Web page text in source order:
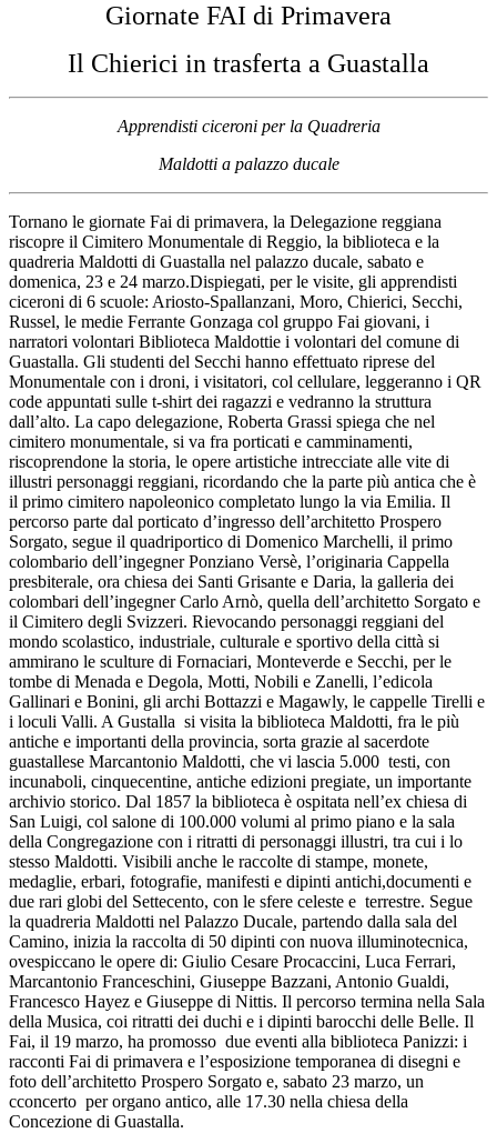
Giornate FAI di Primavera
Il Chierici in trasferta a Guastalla
Apprendisti ciceroni per la Quadreria
Maldotti a palazzo ducale
Tornano le giornate Fai di primavera, la Delegazione reggiana
riscopre il Cimitero Monumentale di Reggio, la biblioteca e la
quadreria Maldotti di Guastalla nel palazzo ducale, sabato e
domenica, 23 e 24 marzo.Dispiegati, per le visite, gli apprendisti
ciceroni di 6 scuole: Ariosto-Spallanzani, Moro, Chierici, Secchi,
Russel, le medie Ferrante Gonzaga col gruppo Fai giovani, i
narratori volontari Biblioteca Maldottie i volontari del comune di
Guastalla. Gli studenti del Secchi hanno effettuato riprese del
Monumentale con i droni, i visitatori, col cellulare, leggeranno i QR
code appuntati sulle t-shirt dei ragazzi e vedranno la struttura
dall’alto. La capo delegazione, Roberta Grassi spiega che nel
cimitero monumentale, si va fra porticati e camminamenti,
riscoprendone la storia, le opere artistiche intrecciate alle vite di
illustri personaggi reggiani, ricordando che la parte più antica che è
il primo cimitero napoleonico completato lungo la via Emilia. Il
percorso parte dal porticato d’ingresso dell’architetto Prospero
Sorgato, segue il quadriportico di Domenico Marchelli, il primo
colombario dell’ingegner Ponziano Versè, l’originaria Cappella
presbiterale, ora chiesa dei Santi Grisante e Daria, la galleria dei
colombari dell’ingegner Carlo Arnò, quella dell’architetto Sorgato e
il Cimitero degli Svizzeri. Rievocando personaggi reggiani del
mondo scolastico, industriale, culturale e sportivo della città si
ammirano le sculture di Fornaciari, Monteverde e Secchi, per le
tombe di Menada e Degola, Motti, Nobili e Zanelli, l’edicola
Gallinari e Bonini, gli archi Bottazzi e Magawly, le cappelle Tirelli e
i loculi Valli. A Gustalla si visita la biblioteca Maldotti, fra le più
antiche e importanti della provincia, sorta grazie al sacerdote
guastallese Marcantonio Maldotti, che vi lascia 5.000 testi, con
incunaboli, cinquecentine, antiche edizioni pregiate, un importante
archivio storico. Dal 1857 la biblioteca è ospitata nell’ex chiesa di
San Luigi, col salone di 100.000 volumi al primo piano e la sala
della Congregazione con i ritratti di personaggi illustri, tra cui i lo
stesso Maldotti. Visibili anche le raccolte di stampe, monete,
medaglie, erbari, fotografie, manifesti e dipinti antichi,documenti e
due rari globi del Settecento, con le sfere celeste e terrestre. Segue
la quadreria Maldotti nel Palazzo Ducale, partendo dalla sala del
Camino, inizia la raccolta di 50 dipinti con nuova illuminotecnica,
ovespiccano le opere di: Giulio Cesare Procaccini, Luca Ferrari,
Marcantonio Franceschini, Giuseppe Bazzani, Antonio Gualdi,
Francesco Hayez e Giuseppe di Nittis. Il percorso termina nella Sala
della Musica, coi ritratti dei duchi e i dipinti barocchi delle Belle. Il
Fai, il 19 marzo, ha promosso due eventi alla biblioteca Panizzi: i
racconti Fai di primavera e l’esposizione temporanea di disegni e
foto dell’architetto Prospero Sorgato e, sabato 23 marzo, un
cconcerto per organo antico, alle 17.30 nella chiesa della
Concezione di Guastalla.